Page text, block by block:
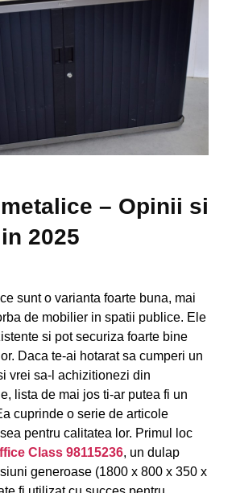
– Opinii si
2025
sunt o varianta foarte buna, mai
de mobilier in spatii publice. Ele
si pot securiza foarte bine
Daca te-ai hotarat sa cumperi un
vrei sa-l achizitionezi din
lista de mai jos ti-ar putea fi un
cuprinde o serie de articole
pentru calitatea lor. Primul loc
Class 98115236, un dulap
generoase (1800 x 800 x 350 x